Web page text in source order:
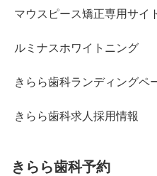
マウスピース矯正専用サイ
ルミナスホワイトニング
きらら歯科ランディングペ
きらら歯科求人採用情報
きらら歯科予約